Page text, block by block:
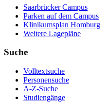
Saarbrücker Campus
Parken auf dem Campus
Klinikumsplan Homburg
Weitere Lagepläne
Suche
Volltextsuche
Personensuche
A-Z-Suche
Studiengänge